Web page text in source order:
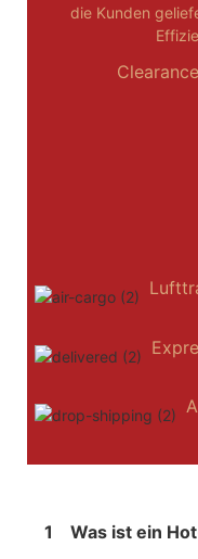
die Kunden
1 Was ist ein